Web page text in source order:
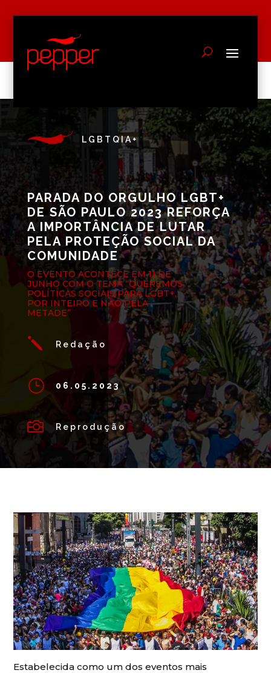
LGBTQIA+
PARADA DO ORGULHO LGBT+
DE SÃO PAULO 2023 REFORÇA
A IMPORTÂNCIA DE LUTAR
PELA PROTEÇÃO SOCIAL DA
COMUNIDADE
O EVENTO ACONTECE EM 11 DE
JUNHO COM O TEMA “QUEREMOS
POLÍTICAS SOCIAIS PARA LGBT+,
POR INTEIRO E NÃO PELA
METADE”
j Redação
} 06.05.2023
 Reprodução
Estabelecida como um dos eventos mais